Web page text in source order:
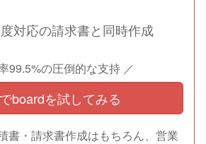
対応の請求書と同時作成
99.5%の圧倒的な支持 ／
boardを試してみる
書・請求書作成はもちろん、営業